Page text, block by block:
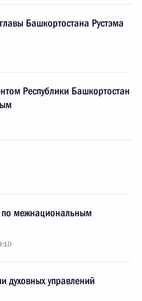
Башкортостана Рустэма
Республики Башкортостан
по межнациональным
духовных управлений